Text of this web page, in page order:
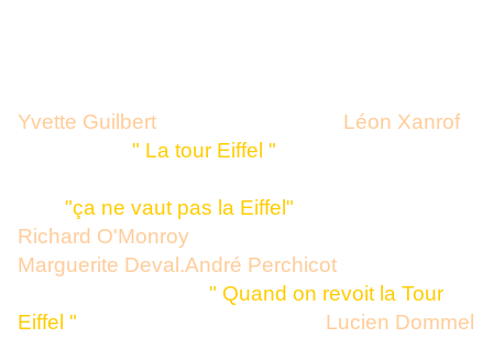
Yvette Guilbert
Léon Xanrof,
" La tour Eiffel "
"ça ne vaut pas la Eiffel"
Richard O'Monroy
Marguerite Deval.André Perchicot
" Quand on revoit la Tour
Eiffel "
Lucien Dommel